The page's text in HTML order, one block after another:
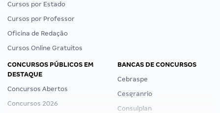
Cursos por Estado
Cursos por Professor
Oficina de Redação
Cursos Online Gratuitos
CONCURSOS PÚBLICOS EM
DESTAQUE
Concursos Abertos
Concursos 2026
BANCAS DE CONCURSOS
Cebraspe
Cesgranrio
Consulplan